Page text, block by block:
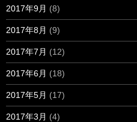
2017年9月 (8)
2017年8月 (9)
2017年7月 (12)
2017年6月 (18)
2017年5月 (17)
2017年3月 (4)